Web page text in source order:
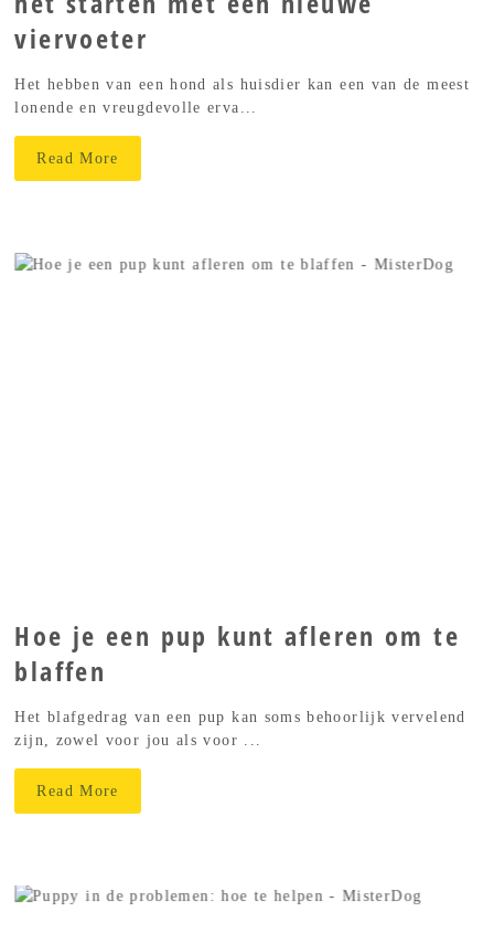
viervoeter
Het hebben van een hond als huisdier kan een van de meest
lonende en vreugdevolle erva...
Read More
Hoe je een pup kunt afleren om te
blaffen
Het blafgedrag van een pup kan soms behoorlijk vervelend
zijn, zowel voor jou als voor ...
Read More